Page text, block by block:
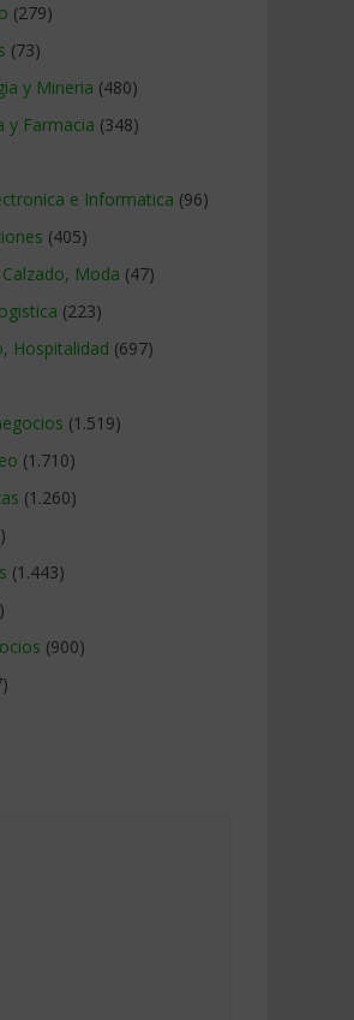
(279)
(73)
y Mineria (480)
y Farmacia (348)
e Informatica (96)
(405)
Moda (47)
(223)
Hospitalidad (697)
(1.519)
(1.710)
(1.260)
(1.443)
(900)